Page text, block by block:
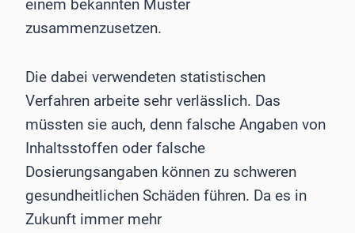
einem bekannten Muster
zusammenzusetzen.
Die dabei verwendeten statistischen
Verfahren arbeite sehr verlässlich. Das
müssten sie auch, denn falsche Angaben von
Inhaltsstoffen oder falsche
Dosierungsangaben können zu schweren
gesundheitlichen Schäden führen. Da es in
Zukunft immer mehr